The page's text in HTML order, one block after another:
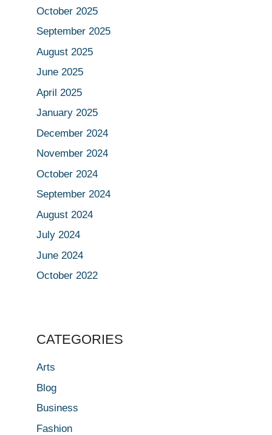
October 2025
September 2025
August 2025
June 2025
April 2025
January 2025
December 2024
November 2024
October 2024
September 2024
August 2024
July 2024
June 2024
October 2022
CATEGORIES
Arts
Blog
Business
Fashion